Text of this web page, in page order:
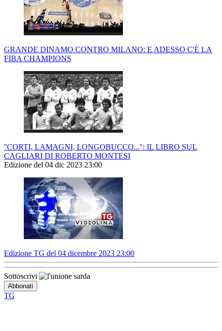
GRANDE DINAMO CONTRO MILANO: E ADESSO C'È LA
FIBA CHAMPIONS
''CORTI, LAMAGNI, LONGOBUCCO...'': IL LIBRO SUL
CAGLIARI DI ROBERTO MONTESI
Edizione del 04 dic 2023 23:00
Edizione TG del 04 dicembre 2023 23:00
Sottoscrivi
TG